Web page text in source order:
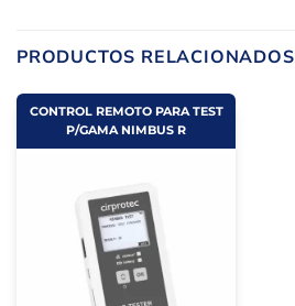
PRODUCTOS RELACIONADOS
CONTROL REMOTO PARA TEST
P/GAMA NIMBUS R